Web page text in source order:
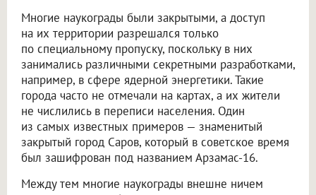
Многие наукограды были закрытыми, а доступ
на их территории разрешался только
по специальному пропуску, поскольку в них
занимались различными секретными разработками,
например, в сфере ядерной энергетики. Такие
города часто не отмечали на картах, а их жители
не числились в переписи населения. Один
из самых известных примеров — знаменитый
закрытый город Саров, который в советское время
был зашифрован под названием Арзамас-16.
Между тем многие наукограды внешне ничем